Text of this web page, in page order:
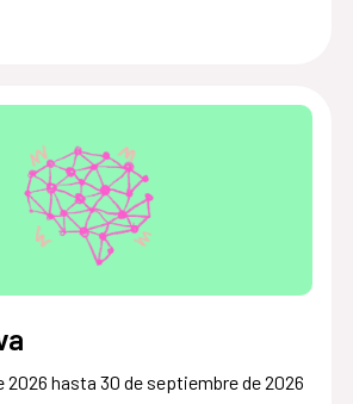
2026 hasta 30 de septiembre de 2026